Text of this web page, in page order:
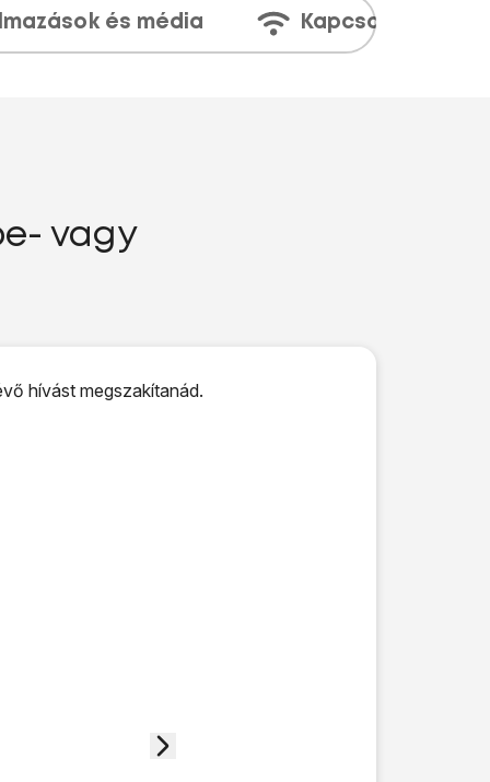
és média Kapcsolatok
vagy
hívást megszakítanád.